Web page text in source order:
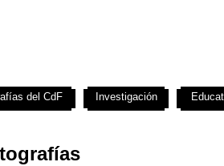
del CdF Investigación